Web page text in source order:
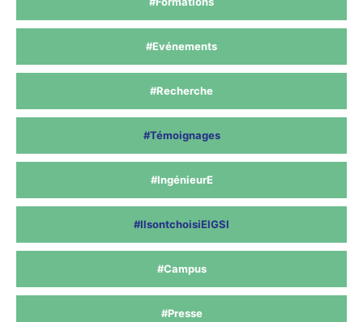
#Evénements
#Recherche
#Témoignages
#IngénieurE
#IlsontchoisiEIGSI
#Campus
#Presse